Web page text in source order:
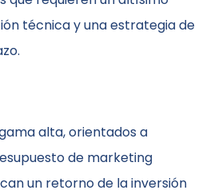
técnica y una estrategia de
alta, orientados a
de marketing
un retorno de la inversión